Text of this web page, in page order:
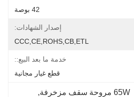
42 بوصة
إصدار الشهادات:
CCC,CE,ROHS,CB,ETL
خدمة ما بعد البيع::
قطع غيار مجانية
65W مروحة سقف مزخرفة
,